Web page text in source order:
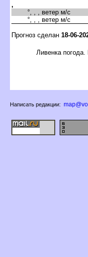
,
°, , , ветер м/с
°, , , ветер м/с
Прогноз сделан 18-06-
Ливенка
Написать редакции: